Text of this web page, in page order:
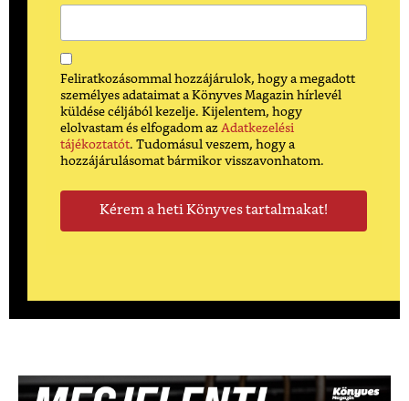
Feliratkozásommal hozzájárulok, hogy a megadott
személyes adataimat a Könyves Magazin hírlevél
küldése céljából kezelje. Kijelentem, hogy
elolvastam és elfogadom az Adatkezelési
tájékoztatót. Tudomásul veszem, hogy a
hozzájárulásomat bármikor visszavonhatom.